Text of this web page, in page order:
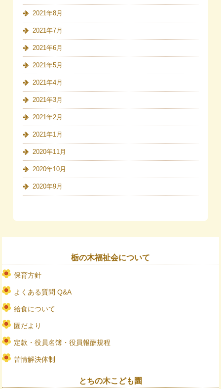
2021年8月
2021年7月
2021年6月
2021年5月
2021年4月
2021年3月
2021年2月
2021年1月
2020年11月
2020年10月
2020年9月
栃の木福祉会について
保育方針
よくある質問 Q&A
給食について
園だより
定款・役員名簿・役員報酬規程
苦情解決体制
とちの木こども園